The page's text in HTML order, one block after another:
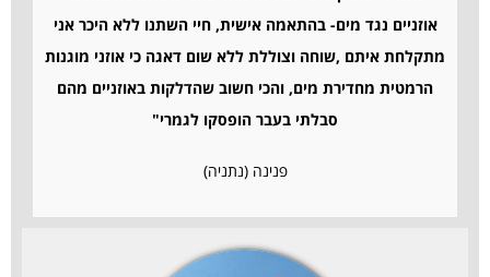
אוזניים נגד מים- בהתאמה אישית, חיי השתנו ללא היכר אני
מתקלחת איתם ,שוחה וצוללת ללא שום דאגה כי אוזני מוגנות
הרמטית מחדירת מים, והכי חשוב שהדלקות באוזניים מהם
סבלתי בעבר הופסקו לגמרי"
פנינה (נתניה)